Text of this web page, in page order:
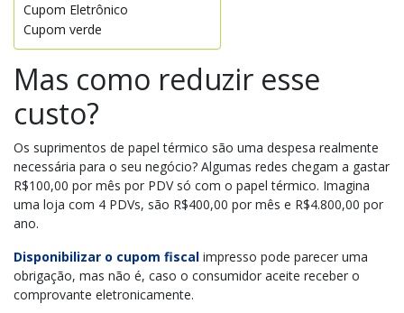
Cupom Eletrônico
Cupom verde
Mas como reduzir esse
custo?
Os suprimentos de papel térmico são uma despesa realmente
necessária para o seu negócio? Algumas redes chegam a gastar
R$100,00 por mês por PDV só com o papel térmico. Imagina
uma loja com 4 PDVs, são R$400,00 por mês e R$4.800,00 por
ano.
Disponibilizar o cupom fiscal impresso pode parecer uma
obrigação, mas não é, caso o consumidor aceite receber o
comprovante eletronicamente.